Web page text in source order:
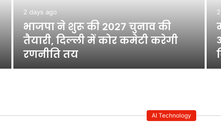
2 days ago
भाजपा ने शुरू की 2027 चुनाव की
तैयारी, दिल्ली में कोर कमेटी करेगी
रणनीति तय
AI Technology